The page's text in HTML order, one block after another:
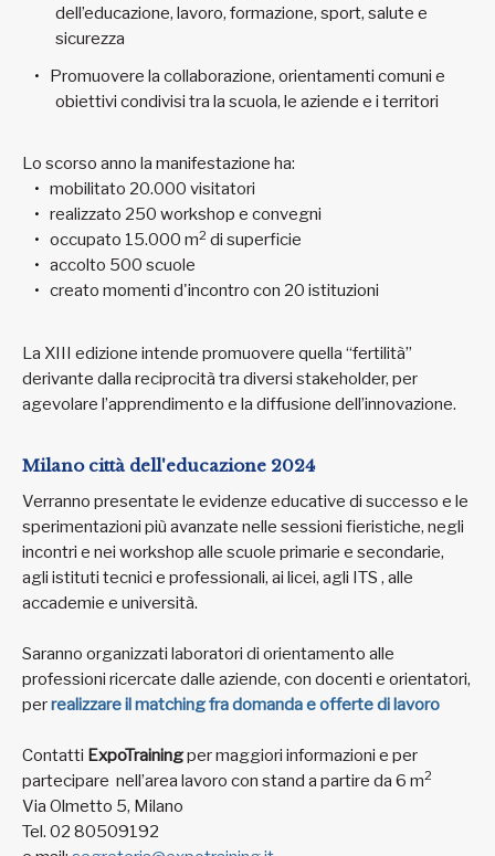
dell’educazione, lavoro, formazione, sport, salute e
sicurezza
Promuovere la collaborazione, orientamenti comuni e
obiettivi condivisi tra la scuola, le aziende e i territori
Lo scorso anno la manifestazione ha:
mobilitato 20.000 visitatori
realizzato 250 workshop e convegni
occupato 15.000 m2 di superficie
accolto 500 scuole
creato momenti d'incontro con 20 istituzioni
La XIII edizione intende promuovere quella “fertilità”
derivante dalla reciprocità tra diversi stakeholder, per
agevolare l’apprendimento e la diffusione dell’innovazione.
Milano città dell'educazione 2024
Verranno presentate le evidenze educative di successo e le
sperimentazioni più avanzate nelle sessioni fieristiche, negli
incontri e nei workshop alle scuole primarie e secondarie,
agli istituti tecnici e professionali, ai licei, agli ITS , alle
accademie e università.
Saranno organizzati laboratori di orientamento alle
professioni ricercate dalle aziende, con docenti e orientatori,
perrealizzare il matching fra domanda e offerte di lavoro
Contatti ExpoTrainingper maggiori informazioni e per
partecipare nell’area lavoro con stand a partire da 6 m2
Via Olmetto 5, Milano
Tel. 02 80509192